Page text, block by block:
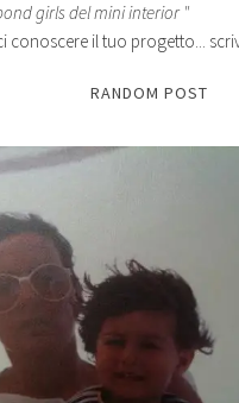
girls del mini interior "
conoscere il tuo progetto...
RANDOM POST